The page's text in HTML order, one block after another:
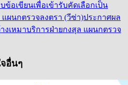
อเขียนเพื่อเข้ารับคัดเลือกเป็น
ผนกตรวจลงตรา (วีซ่า)ประกาศผล
งเหมาบริการฝ่ายกงสุล แผนกตรวจ
อื่นๆ